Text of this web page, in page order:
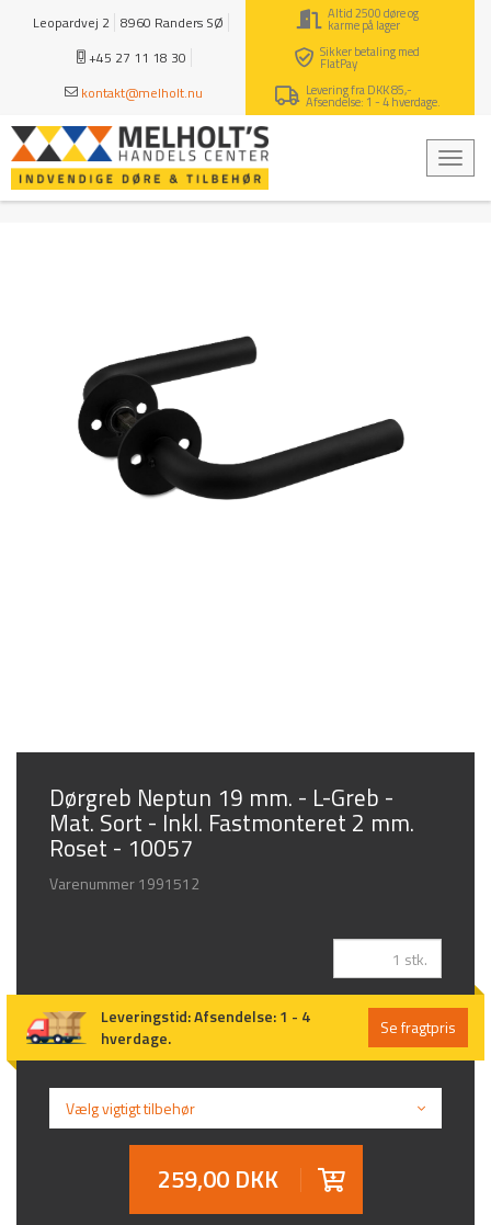
Leopardvej 2 8960 Randers SØ
+45 27 11 18 30
kontakt@melholt.nu
Altid 2500 døre og
karme på lager
Sikker betaling med
FlatPay
Levering fra DKK 85,-
Afsendelse: 1 - 4 hverdage.
Dørgreb Neptun 19 mm. - L-Greb -
Mat. Sort - Inkl. Fastmonteret 2 mm.
Roset - 10057
Varenummer1991512
Leveringstid:Afsendelse: 1 - 4
hverdage.
Se fragtpris
Vælg vigtigt tilbehør
259,00 DKK